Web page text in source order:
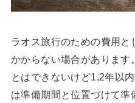
ラオス旅行のための費用と
かからない場合があります
とはできないけど1,2年以
は準備期間と位置づけて